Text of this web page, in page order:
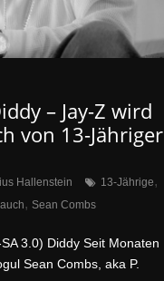
– Jay-Z wird
von 13-Jähriger
Hallenstein 13-Jährige,
, Sean Combs
3.0) Diddy Seit Monaten
Sean Combs, aka P.